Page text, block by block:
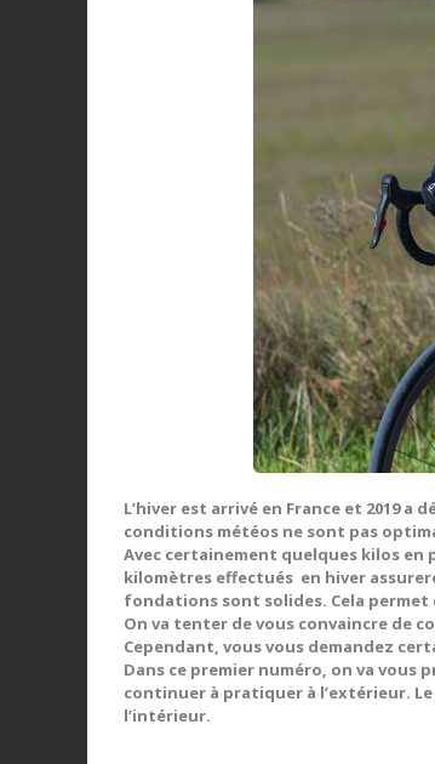
L’hiver est arrivé en France et 2019 a
conditions météos ne sont pas
Avec certainement quelques kilos en
kilomètres effectués en hiver
fondations sont solides. Cela
On va tenter de vous convaincre de
Cependant, vous vous demandez
Dans ce premier numéro, on va
continuer à pratiquer à l’extérieur.
l’intérieur.